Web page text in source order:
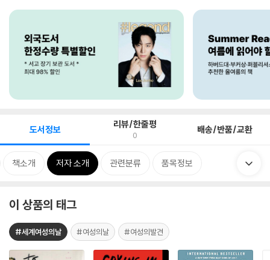
도서정보 리뷰/한줄평
0 배송/반품/교환
책소개 저자 소개 관련분류 품목정보
이 상품의 태그
#세계여성의날 #여성의날 #여성의발견